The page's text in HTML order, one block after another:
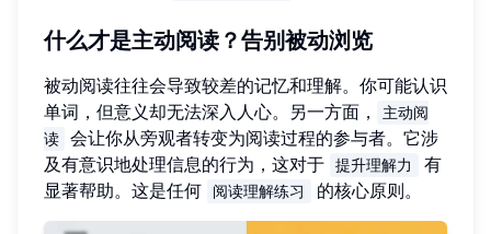
什么才是主动阅读？告别被动浏览
被动阅读往往会导致较差的记忆和理解。你可能认识
单词，但意义却无法深入人心。另一方面，
主动阅
读
会让你从旁观者转变为阅读过程的参与者。它涉
及有意识地处理信息的行为，这对于
提升理解力
有
显著帮助。这是任何
阅读理解练习 的核心原则。